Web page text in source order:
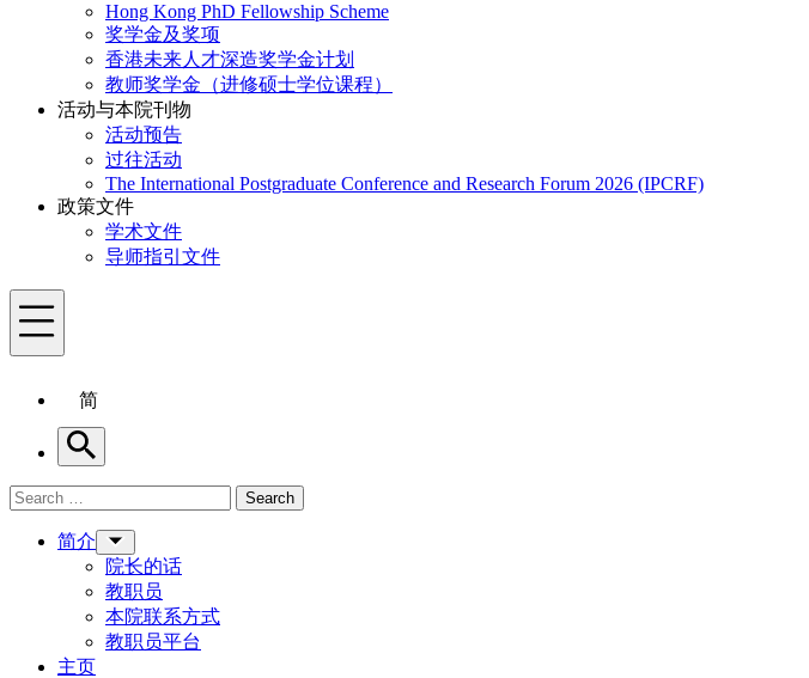
Hong Kong PhD Fellowship Scheme
奖学金及奖项
香港未来人才深造奖学金计划
教师奖学金（进修硕士学位课程）
活动与本院刊物
活动预告
过往活动
The International Postgraduate Conference and Research Forum 2026 (IPCRF)
政策文件
学术文件
导师指引文件
Menu
简
Search
Search for: Search
简介
院长的话
教职员
本院联系方式
教职员平台
主页